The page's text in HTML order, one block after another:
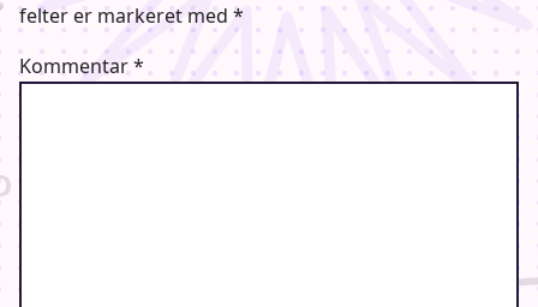
felter er markeret med *
Kommentar*